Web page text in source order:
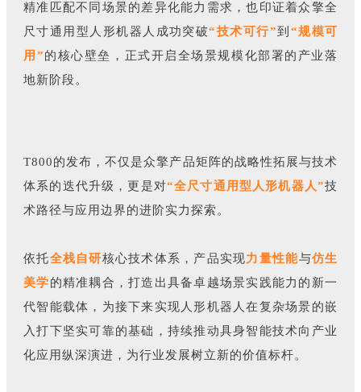
精准匹配不同场景的差异化能力需求，也印证着众擎全
尺寸通用型人形机器人成功突破“技术可行”到 “规模可
用”的核心壁垒，正式开启全场景规模化部署的产业落
地新阶段。
T800的发布，不仅是众擎产品矩阵的战略性拓展与技术
体系的迭代升级，更是对“全尺寸通用型人形机器人”技
术路径与应用边界的进阶实力探索。
依托全栈自研核心技术体系，产品实现力量性能与仿生
美学的精准耦合，打造出具备卓越场景实践能力的新一
代智能载体，为接下来实现人形机器人在复杂场景的嵌
入打下坚实可靠的基础，持续推动具身智能技术向产业
化应用纵深演进，为行业发展树立新的价值标杆。